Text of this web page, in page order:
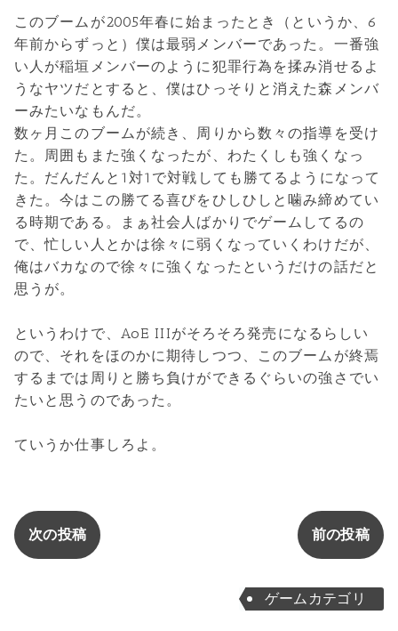
このブームが2005年春に始まったとき（というか、6
年前からずっと）僕は最弱メンバーであった。一番強
い人が稲垣メンバーのように犯罪行為を揉み消せるよ
うなヤツだとすると、僕はひっそりと消えた森メンバ
ーみたいなもんだ。
数ヶ月このブームが続き、周りから数々の指導を受け
た。周囲もまた強くなったが、わたくしも強くなっ
た。だんだんと1対1で対戦しても勝てるようになって
きた。今はこの勝てる喜びをひしひしと噛み締めてい
る時期である。まぁ社会人ばかりでゲームしてるの
で、忙しい人とかは徐々に弱くなっていくわけだが、
俺はバカなので徐々に強くなったというだけの話だと
思うが。
というわけで、AoE IIIがそろそろ発売になるらしい
ので、それをほのかに期待しつつ、このブームが終焉
するまでは周りと勝ち負けができるぐらいの強さでい
たいと思うのであった。
ていうか仕事しろよ。
次の投稿 前の投稿
ゲームカテゴリ